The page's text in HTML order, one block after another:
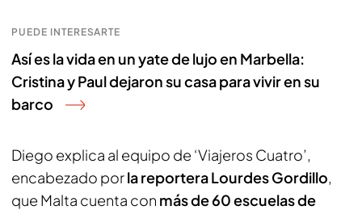
PUEDE INTERESARTE
Así es la vida en un yate de lujo en Marbella:
Cristina y Paul dejaron su casa para vivir en su
barco
Diego explica al equipo de ‘Viajeros Cuatro’,
encabezado porla reportera Lourdes Gordillo,
que Malta cuenta con más de 60 escuelas de